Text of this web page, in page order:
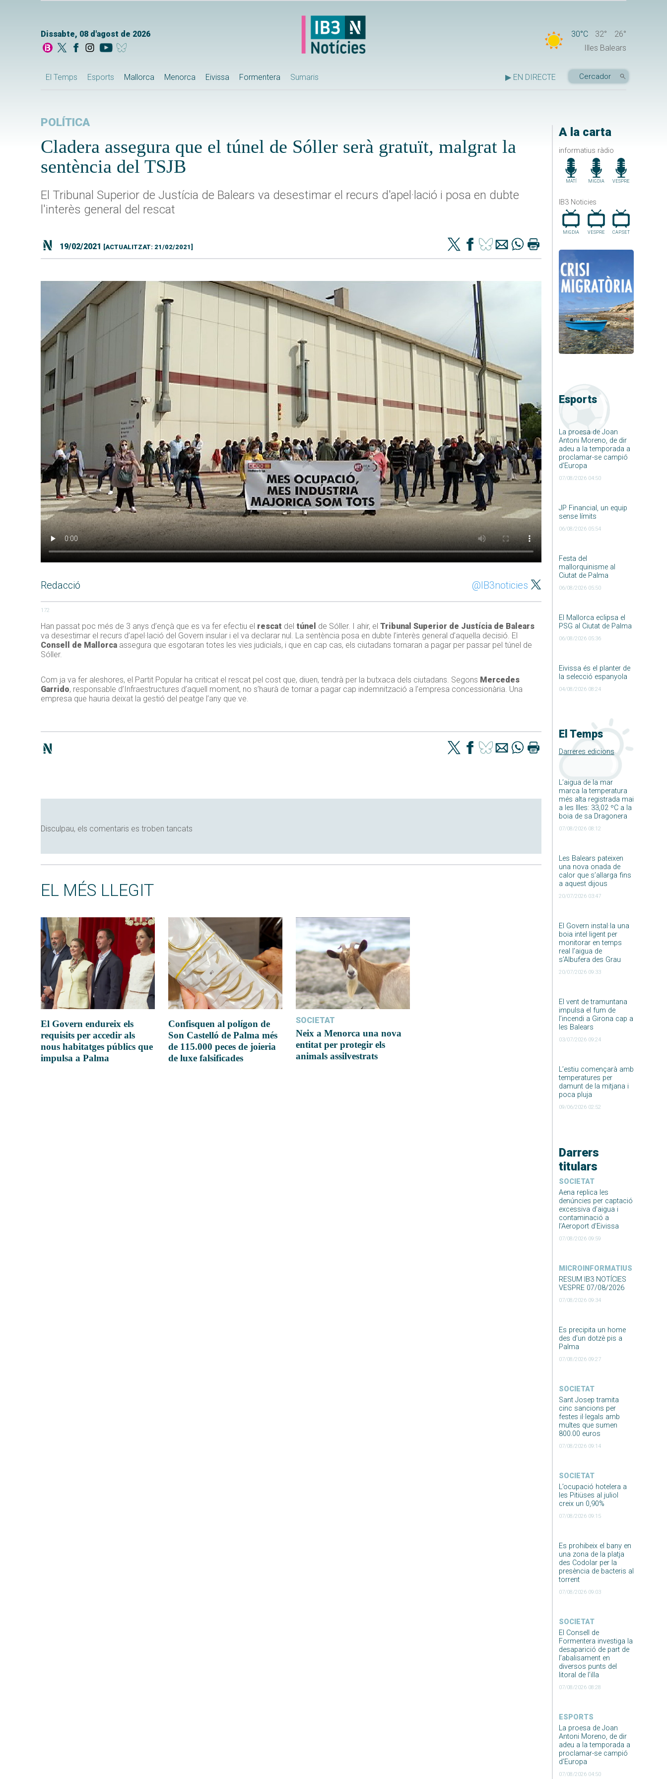
Dissabte, 08 d'agost de 2026 30°C 32°
26°
Illes Balears
El Temps Esports Mallorca Menorca Eivissa Formentera Sumaris ▶ EN DIRECTE
A la carta
informatius ràdio
MATÍ MIGDIA VESPRE
IB3 Noticies
MIGDIA VESPRE CAP.SET
Esports
La proesa de Joan
Antoni Moreno, de dir
adeu a la temporada a
proclamar-se campió
d’Europa
07/08/2026 04:50
JP Financial, un equip
sense límits
06/08/2026 05:54
Festa del
mallorquinisme al
Ciutat de Palma
06/08/2026 05:50
El Mallorca eclipsa el
PSG al Ciutat de Palma
06/08/2026 05:36
Eivissa és el planter de
la selecció espanyola
04/08/2026 08:24
El Temps
Darreres edicions
L’aigua de la mar
marca la temperatura
més alta registrada mai
a les Illes: 33,02 ºC a la
boia de sa Dragonera
07/08/2026 08:12
Les Balears pateixen
una nova onada de
calor que s’allarga fins
a aquest dijous
20/07/2026 03:47
El Govern instal·la una
boia intel·ligent per
monitorar en temps
real l’aigua de
s’Albufera des Grau
20/07/2026 09:33
El vent de tramuntana
impulsa el fum de
l’incendi a Girona cap a
les Balears
03/07/2026 09:24
L’estiu començarà amb
temperatures per
damunt de la mitjana i
poca pluja
09/06/2026 02:52
Darrers
titulars
SOCIETAT
Aena replica les
denúncies per captació
excessiva d’aigua i
contaminació a
l’Aeroport d’Eivissa
07/08/2026 09:59
MICROINFORMATIUS
RESUM IB3 NOTÍCIES
VESPRE 07/08/2026
07/08/2026 09:34
Es precipita un home
des d’un dotzè pis a
Palma
07/08/2026 09:27
SOCIETAT
Sant Josep tramita
cinc sancions per
festes il·legals amb
multes que sumen
800.00 euros
07/08/2026 09:14
SOCIETAT
L’ocupació hotelera a
les Pitiüses al juliol
creix un 0,90%
07/08/2026 09:15
Es prohibeix el bany en
una zona de la platja
des Codolar per la
presència de bacteris al
torrent
07/08/2026 09:03
SOCIETAT
El Consell de
Formentera investiga la
desaparició de part de
l’abalisament en
diversos punts del
litoral de l’illa
07/08/2026 08:28
ESPORTS
La proesa de Joan
Antoni Moreno, de dir
adeu a la temporada a
proclamar-se campió
d’Europa
07/08/2026 04:50
POLÍTICA
Cladera assegura que el túnel de Sóller serà gratuït, malgrat la
sentència del TSJB
El Tribunal Superior de Justícia de Balears va desestimar el recurs d'apel·lació i posa en dubte
l'interès general del rescat
19/02/2021 [ACTUALITZAT: 21/02/2021]
Redacció @IB3noticies
172
Han passat poc més de 3 anys d’ençà que es va fer efectiu el rescat del túnel de Sóller. I ahir, el Tribunal Superior de Justícia de Balears
va desestimar el recurs d’apel·lació del Govern insular i el va declarar nul. La sentència posa en dubte l’interès general d’aquella decisió. El
Consell de Mallorca assegura que esgotaran totes les vies judicials, i que en cap cas, els ciutadans tornaran a pagar per passar pel túnel de
Sóller.
Com ja va fer aleshores, el Partit Popular ha criticat el rescat pel cost que, diuen, tendrà per la butxaca dels ciutadans. Segons Mercedes
Garrido, responsable d’Infraestructures d’aquell moment, no s’haurà de tornar a pagar cap indemnització a l’empresa concessionària. Una
empresa que hauria deixat la gestió del peatge l’any que ve.
Disculpau, els comentaris es troben tancats
EL MÉS LLEGIT
El Govern endureix els
requisits per accedir als
nous habitatges públics que
impulsa a Palma
Confisquen al polígon de
Son Castelló de Palma més
de 115.000 peces de joieria
de luxe falsificades
SOCIETAT
Neix a Menorca una nova
entitat per protegir els
animals assilvestrats